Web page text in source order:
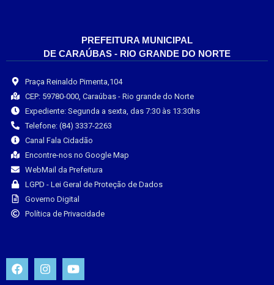
PREFEITURA MUNICIPAL
DE CARAÚBAS - RIO GRANDE DO NORTE
Praça Reinaldo Pimenta,104
CEP: 59780-000, Caraúbas - Rio grande do Norte
Expediente: Segunda a sexta, das 7:30 às 13:30hs
Telefone: (84) 3337-2263
Canal Fala Cidadão
Encontre-nos no Google Map
WebMail da Prefeitura
LGPD - Lei Geral de Proteção de Dados
Governo Digital
Política de Privacidade